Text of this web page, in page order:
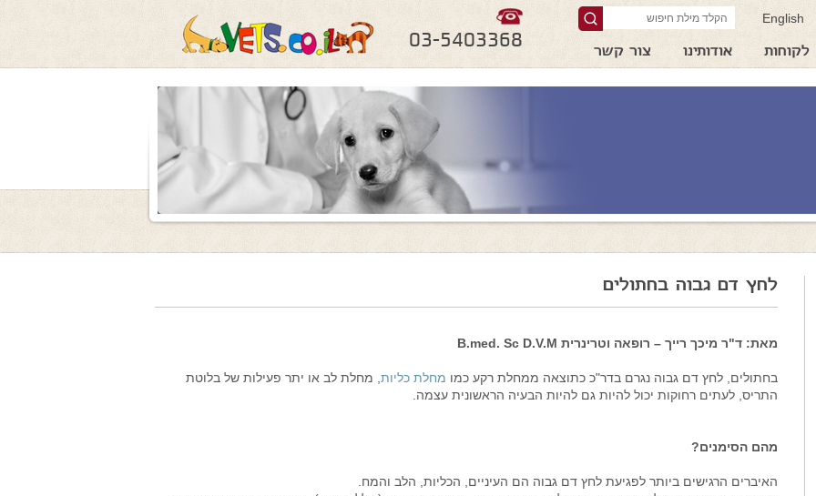
English
לקוחות אודותינו צור קשר
03-5403368
לחץ דם גבוה בחתולים
מאת: ד"ר מיכך רייך – רופאה וטרינרית B.med. Sc D.V.M
בחתולים, לחץ דם גבוה נגרם בדר"כ כתוצאה ממחלת רקע כמו מחלת כליות, מחלת לב או יתר פעילות של בלוטת
התריס, לעתים רחוקות יכול להיות גם להיות הבעיה הראשונית עצמה.
מהם הסימנים?
האיברים הרגישים ביותר לפגיעת לחץ דם גבוה הם העיניים, הכליות, הלב והמח.